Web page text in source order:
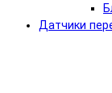
Датчики